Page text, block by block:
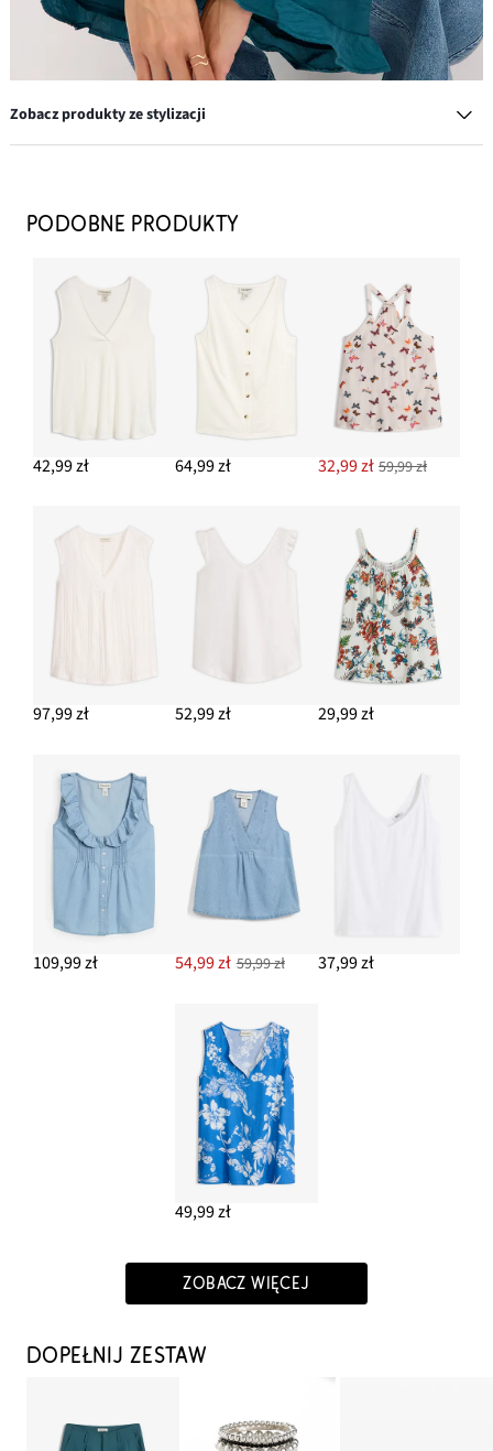
Zobacz produkty ze stylizacji
62,99 zł
Tunika z delikatnej mieszanki wiskozy
47,99 zł
DODAJ DO KOSZYKA
PODOBNE PRODUKTY
42,99 zł 64,99 zł 32,99 zł 59,99 zł
97,99 zł 52,99 zł 29,99 zł
109,99 zł 54,99 zł 59,99 zł 37,99 zł
49,99 zł
ZOBACZ WIĘCEJ
DOPEŁNIJ ZESTAW